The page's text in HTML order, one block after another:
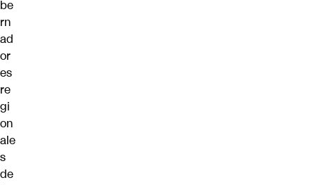
be
rn
ad
or
es
re
gi
on
ale
s
de